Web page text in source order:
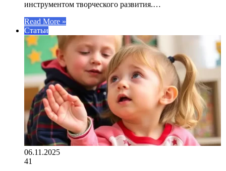
инструментом творческого развития.…
Read More »
Статьи
06.11.2025
41